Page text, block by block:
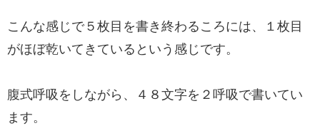
こんな感じで５枚目を書き終わるころには、１枚目
がほぼ乾いてきているという感じです。
腹式呼吸をしながら、４８文字を２呼吸で書いてい
ます。